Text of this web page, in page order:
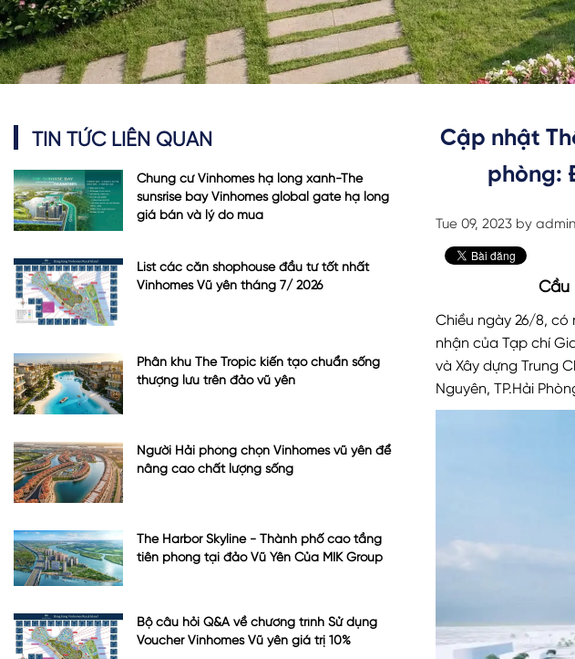
Cập nhật
phòng:
Tue 09, 2023 by admin
Cầu
Chiều ngày 26/8, có
nhận của Tạp chí
và Xây dựng Trung
Nguyên, TP.Hải
TIN TỨC LIÊN QUAN
Chung cư Vinhomes hạ long xanh-The
sunsrise bay Vinhomes global gate hạ long
giá bán và lý do mua
List các căn shophouse đầu tư tốt nhất
Vinhomes Vũ yên tháng 7/ 2026
Phân khu The Tropic kiến tạo chuẩn sống
thượng lưu trên đảo vũ yên
Người Hải phòng chọn Vinhomes vũ yên để
nâng cao chất lượng sống
The Harbor Skyline - Thành phố cao tầng
tiên phong tại đảo Vũ Yên Của MIK Group
Bộ câu hỏi Q&A về chương trình Sử dụng
Voucher Vinhomes Vũ yên giá trị 10%